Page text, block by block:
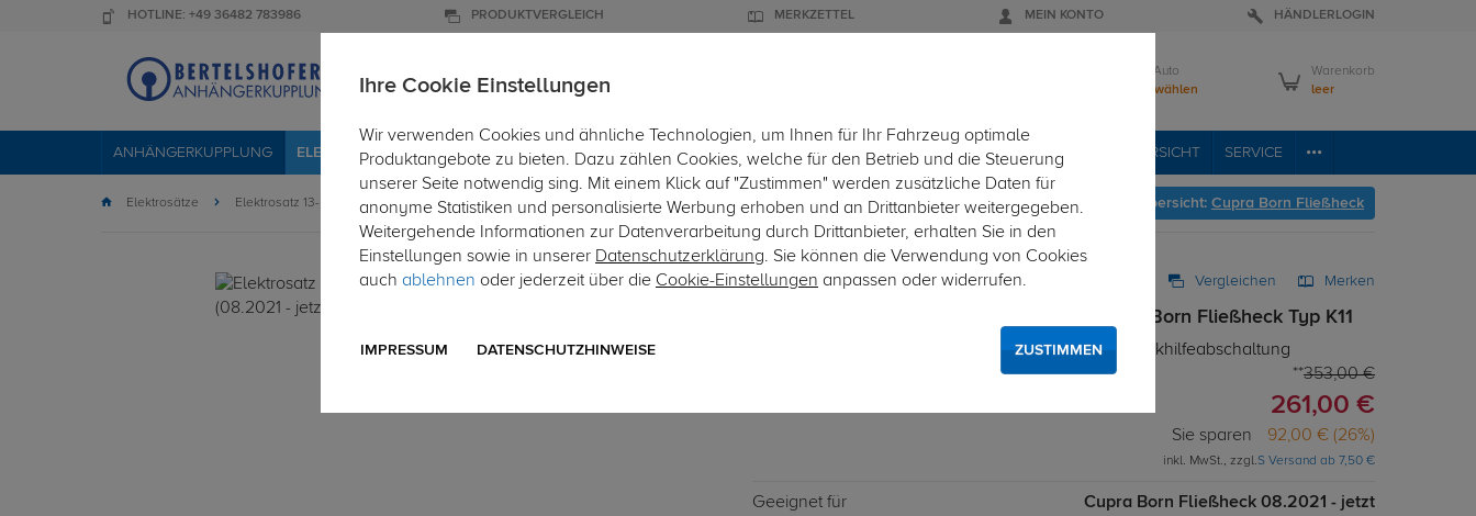
HOTLINE: +49 36482 783986 PRODUKTVERGLEICH MERKZETTEL MEIN KONTO HÄNDLERLOGIN
Mein Auto
Bitte wählen
Warenkorb
leer
ANHÄNGERKUPPLUNG ELEKTROSÄTZE DACHTRÄGER DACHBOXEN FAHRRADTRÄGER ZUBEHÖR EINBAUSERVICE FAHRZEUGÜBERSICHT SERVICE
Elektrosätze Elektrosatz 13-polig Hier geht's zur Fahrzeugübersicht: Cupra Born Fließheck
Art.-Nr. 13AU152-56 Vergleichen Merken
ECS Electronics Elektrosatz 13-pol. für Cupra Born Fließheck Typ K11
13-poliger fahrzeugspezifischer Elektrosatz mit Einparkhilfeabschaltung
353,00 €
261,00 €
Sie sparen 92,00 € (26%)
inkl. MwSt., zzgl.S Versand ab 7,50 €
Geeignet für Cupra Born Fließheck 08.2021 - jetzt
Ihre Cookie Einstellungen
Wir verwenden Cookies und ähnliche Technologien, um Ihnen für Ihr Fahrzeug optimale
Produktangebote zu bieten. Dazu zählen Cookies, welche für den Betrieb und die Steuerung
unserer Seite notwendig sing. Mit einem Klick auf "Zustimmen" werden zusätzliche Daten für
anonyme Statistiken und personalisierte Werbung erhoben und an Drittanbieter weitergegeben.
Weitergehende Informationen zur Datenverarbeitung durch Drittanbieter, erhalten Sie in den
Einstellungen sowie in unserer Datenschutzerklärung. Sie können die Verwendung von Cookies
auch ablehnen oder jederzeit über die Cookie-Einstellungen anpassen oder widerrufen.
IMPRESSUM DATENSCHUTZHINWEISE ZUSTIMMEN